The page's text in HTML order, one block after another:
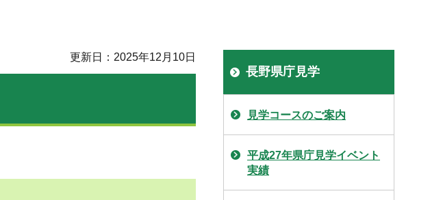
更新日：2025年12月10日
長野県庁見学
見学コースのご案内
平成27年県庁見学イベント
実績